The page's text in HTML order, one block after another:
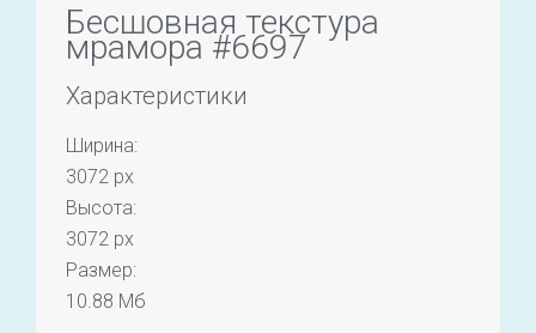
Бесшовная текстура
мрамора #6697
Характеристики
Ширина:
3072 px
Высота:
3072 px
Размер:
10.88 Мб